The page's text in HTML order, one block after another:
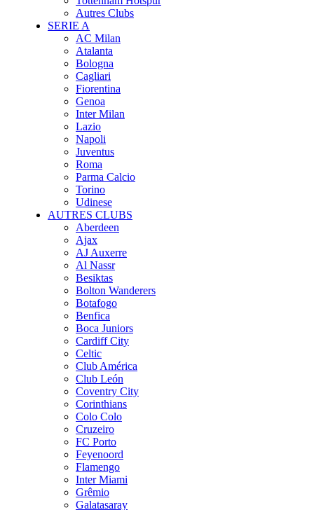
Autres Clubs
SERIE A
AC Milan
Atalanta
Bologna
Cagliari
Fiorentina
Genoa
Inter Milan
Lazio
Napoli
Juventus
Roma
Parma Calcio
Torino
Udinese
AUTRES CLUBS
Aberdeen
Ajax
AJ Auxerre
Al Nassr
Besiktas
Bolton Wanderers
Botafogo
Benfica
Boca Juniors
Cardiff City
Celtic
Club América
Club León
Coventry City
Corinthians
Colo Colo
Cruzeiro
FC Porto
Feyenoord
Flamengo
Inter Miami
Grêmio
Galatasaray